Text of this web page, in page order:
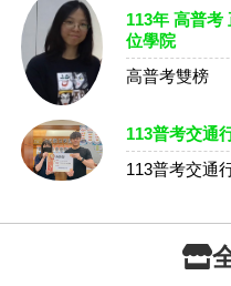
113年 高普考
位學院
高普考雙榜
113普考交通
113普考交通